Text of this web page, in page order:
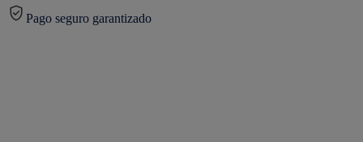
Pago seguro garantizado